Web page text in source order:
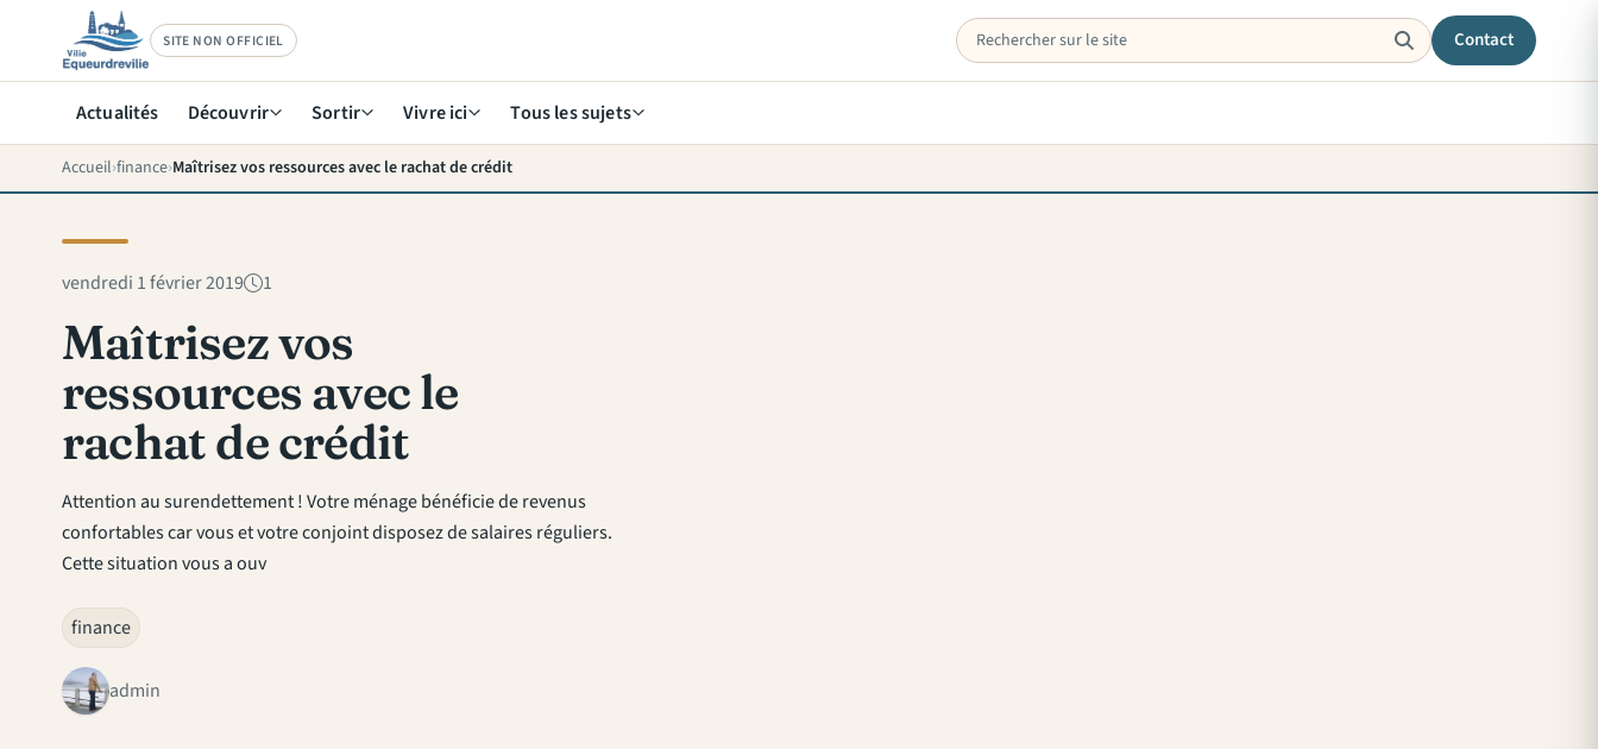
SITE NON OFFICIEL Contact
Actualités Découvrir Sortir Vivre ici Tous les sujets
Accueil finance Maîtrisez vos ressources avec le rachat de crédit
vendredi 1 février 2019 1
Maîtrisez vos
ressources avec le
rachat de crédit
Attention au surendettement ! Votre ménage bénéficie de revenus
confortables car vous et votre conjoint disposez de salaires réguliers.
Cette situation vous a ouv
finance
admin